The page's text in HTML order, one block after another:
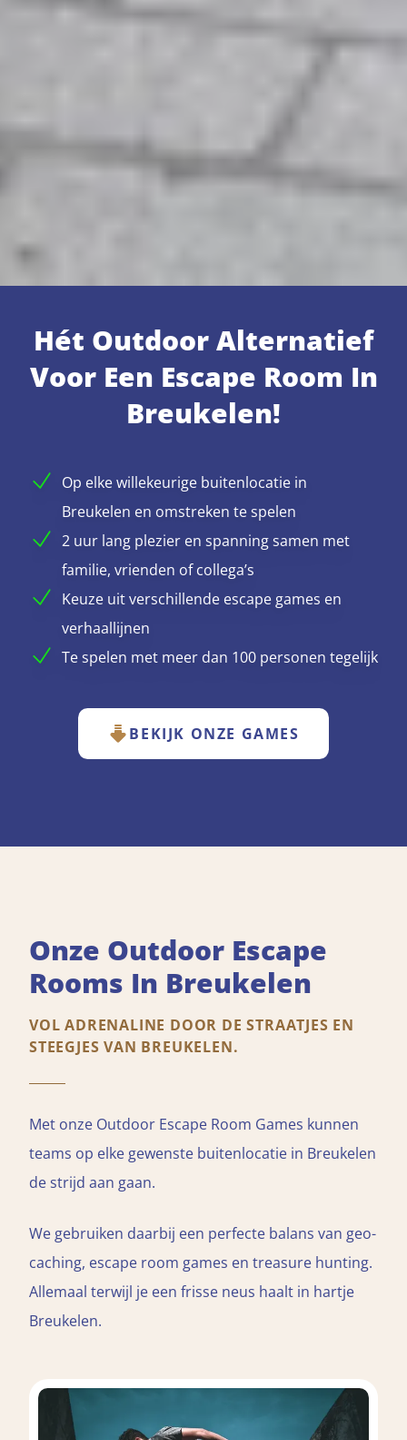
Hét Outdoor Alternatief
Voor Een Escape Room In
Breukelen!
Op elke willekeurige buitenlocatie in
Breukelen en omstreken te spelen
2 uur lang plezier en spanning samen met
familie, vrienden of collega’s
Keuze uit verschillende escape games en
verhaallijnen
Te spelen met meer dan 100 personen tegelijk
BEKIJK ONZE GAMES
Onze Outdoor Escape
Rooms In Breukelen
VOL ADRENALINE DOOR DE STRAATJES EN
STEEGJES VAN BREUKELEN.
Met onze Outdoor Escape Room Games kunnen
teams op elke gewenste buitenlocatie in Breukelen
de strijd aan gaan.
We gebruiken daarbij een perfecte balans van geo-
caching, escape room games en treasure hunting.
Allemaal terwijl je een frisse neus haalt in hartje
Breukelen.